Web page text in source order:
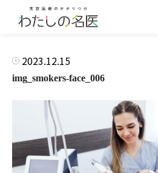
2023.12.15
img_smokers-face_006